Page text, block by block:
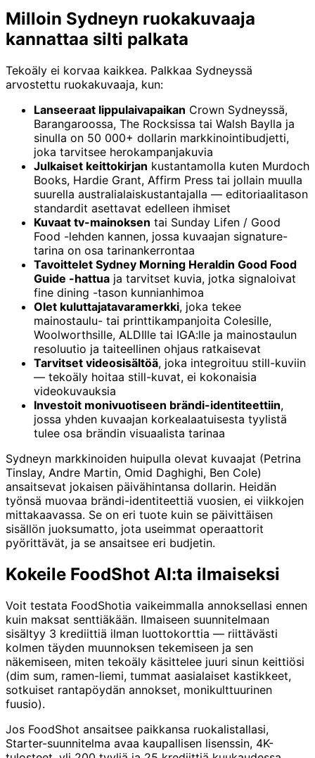
Milloin Sydneyn ruokakuvaaja
kannattaa silti palkata
Tekoäly ei korvaa kaikkea. Palkkaa Sydneyssä
arvostettu ruokakuvaaja, kun:
Lanseeraat lippulaivapaikan Crown Sydneyssä,
Barangaroossa, The Rocksissa tai Walsh Baylla ja
sinulla on 50 000+ dollarin markkinointibudjetti,
joka tarvitsee herokampanjakuvia
Julkaiset keittokirjan kustantamolla kuten Murdoch
Books, Hardie Grant, Affirm Press tai jollain muulla
suurella australialaiskustantajalla — editoriaalitason
standardit asettavat edelleen ihmiset
Kuvaat tv-mainoksen tai Sunday Lifen / Good
Food -lehden kannen, jossa kuvaajan signature-
tarina on osa tarinankerrontaa
Tavoittelet Sydney Morning Heraldin Good Food
Guide -hattua ja tarvitset kuvia, jotka signaloivat
fine dining -tason kunnianhimoa
Olet kuluttajatavaramerkki, joka tekee
mainostaulu- tai printti­kampanjoita Colesille,
Woolworthsille, ALDIlle tai IGA:lle ja mainostaulun
resoluutio ja taiteellinen ohjaus ratkaisevat
Tarvitset videosisältöä, joka integroituu still-kuviin
— tekoäly hoitaa still-kuvat, ei kokonaisia
videokuvauksia
Investoit monivuotiseen brändi-identiteettiin,
jossa yhden kuvaajan korkealaatuisesta tyylistä
tulee osa brändin visuaalista tarinaa
Sydneyn markkinoiden huipulla olevat kuvaajat (Petrina
Tinslay, Andre Martin, Omid Daghighi, Ben Cole)
ansaitsevat jokaisen päivähintansa dollarin. Heidän
työnsä muovaa brändi-identiteettiä vuosien, ei viikkojen
mittakaavassa. Se on eri tuote kuin se päivittäisen
sisällön juoksumatto, jota useimmat operaattorit
pyörittävät, ja se ansaitsee eri budjetin.
Kokeile FoodShot AI:ta ilmaiseksi
Voit testata FoodShotia vaikeimmalla annoksellasi ennen
kuin maksat senttiäkään. Ilmaiseen suunnitelmaan
sisältyy 3 krediittiä ilman luottokorttia — riittävästi
kolmen täyden muunnoksen tekemiseen ja sen
näkemiseen, miten tekoäly käsittelee juuri sinun keittiösi
(dim sum, ramen-liemi, tummat aasialaiset kastikkeet,
sotkuiset rantapöydän annokset, monikulttuurinen
fuusio).
Jos FoodShot ansaitsee paikkansa ruokalistallasi,
Starter-suunnitelma avaa kaupallisen lisenssin, 4K-